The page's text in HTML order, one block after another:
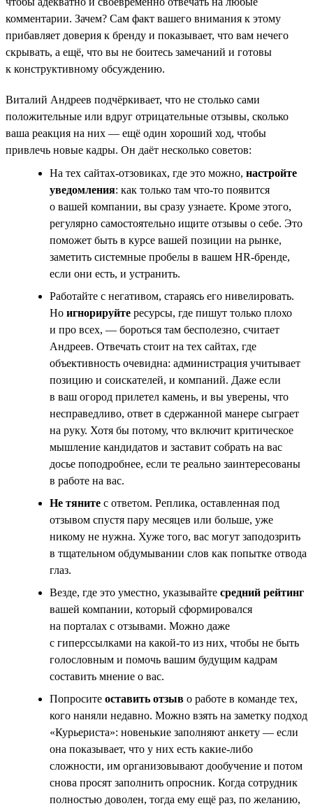
комментарии. Зачем? Сам факт вашего внимания к этому
прибавляет доверия к бренду и показывает, что вам нечего
скрывать, а ещё, что вы не боитесь замечаний и готовы
к конструктивному обсуждению.
Виталий Андреев подчёркивает, что не столько сами
положительные или вдруг отрицательные отзывы, сколько
ваша реакция на них — ещё один хороший ход, чтобы
привлечь новые кадры. Он даёт несколько советов:
На тех сайтах-отзовиках, где это можно, настройте
уведомления: как только там что-то появится
о вашей компании, вы сразу узнаете. Кроме этого,
регулярно самостоятельно ищите отзывы о себе. Это
поможет быть в курсе вашей позиции на рынке,
заметить системные пробелы в вашем HR-бренде,
если они есть, и устранить.
Работайте с негативом, стараясь его нивелировать.
Но игнорируйте ресурсы, где пишут только плохо
и про всех, — бороться там бесполезно, считает
Андреев. Отвечать стоит на тех сайтах, где
объективность очевидна: администрация учитывает
позицию и соискателей, и компаний. Даже если
в ваш огород прилетел камень, и вы уверены, что
несправедливо, ответ в сдержанной манере сыграет
на руку. Хотя бы потому, что включит критическое
мышление кандидатов и заставит собрать на вас
досье поподробнее, если те реально заинтересованы
в работе на вас.
Не тяните с ответом. Реплика, оставленная под
отзывом спустя пару месяцев или больше, уже
никому не нужна. Хуже того, вас могут заподозрить
в тщательном обдумывании слов как попытке отвода
глаз.
Везде, где это уместно, указывайте средний рейтинг
вашей компании, который сформировался
на порталах с отзывами. Можно даже
с гиперссылками на какой-то из них, чтобы не быть
голословным и помочь вашим будущим кадрам
составить мнение о вас.
Попросите оставить отзыв о работе в команде тех,
кого наняли недавно. Можно взять на заметку подход
«Курьериста»: новенькие заполняют анкету — если
она показывает, что у них есть какие-либо
сложности, им организовывают дообучение и потом
снова просят заполнить опросник. Когда сотрудник
полностью доволен, тогда ему ещё раз, по желанию,